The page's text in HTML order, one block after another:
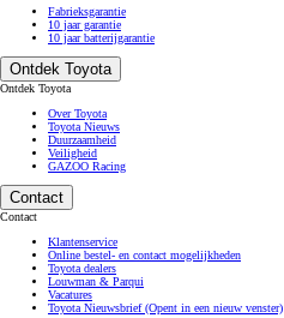
Fabrieksgarantie
10 jaar garantie
10 jaar batterijgarantie
Ontdek Toyota
Ontdek Toyota
Over Toyota
Toyota Nieuws
Duurzaamheid
Veiligheid
GAZOO Racing
Contact
Contact
Klantenservice
Online bestel- en contact mogelijkheden
Toyota dealers
Louwman & Parqui
Vacatures
Toyota Nieuwsbrief(Opent in een nieuw venster)